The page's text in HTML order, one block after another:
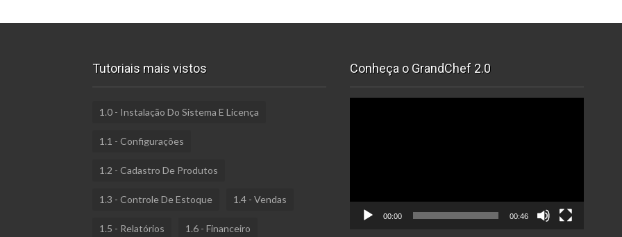
Tutoriais mais vistos
1.0 - Instalação Do Sistema E Licença
1.1 - Configurações
1.2 - Cadastro De Produtos
1.3 - Controle De Estoque 1.4 - Vendas
1.5 - Relatórios 1.6 - Financeiro
Conheça o GrandChef 2.0
00:00 00:46